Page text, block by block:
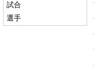
試合
選手